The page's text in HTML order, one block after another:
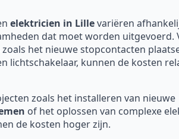
elektricien in Lillevariëren
dat moet worden uitgevoerd.
het nieuwe stopcontacten
lichtschakelaar, kunnen de kosten
zoals het installeren van nieuwe
of het oplossen van complexe
de kosten hoger zijn.